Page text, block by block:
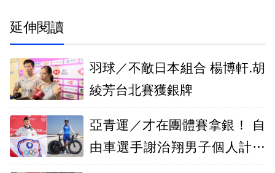
延伸閱讀
羽球／不敵日本組合 楊博軒.胡
綾芳台北賽獲銀牌
亞青運／才在團體賽拿銀！ 自
由車選手謝治翔男子個人計時